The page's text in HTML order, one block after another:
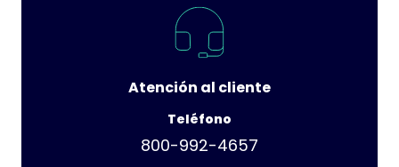
Atención al cliente
Teléfono
800-992-4657